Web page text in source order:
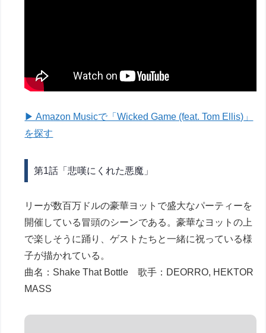
▶ Amazon Musicで「Wicked Game (feat. Tom Ellis)」
を探す
第1話「悲嘆にくれた悪魔」
リーが数百万ドルの豪華ヨットで盛大なパーティーを
開催している冒頭のシーンである。豪華なヨットの上
で楽しそうに踊り、ゲストたちと一緒に祝っている様
子が描かれている。
曲名：Shake That Bottle 歌手：DEORRO, HEKTOR
MASS